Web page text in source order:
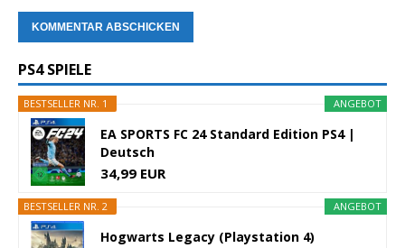
PS4 SPIELE
ANGEBOT
BESTSELLER NR. 1
EA SPORTS FC 24 Standard Edition PS4 |
Deutsch
34,99 EUR
ANGEBOT
BESTSELLER NR. 2
Hogwarts Legacy (Playstation 4)